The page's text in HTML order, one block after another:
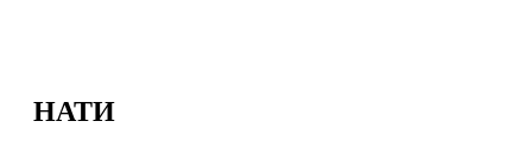
НАТИ